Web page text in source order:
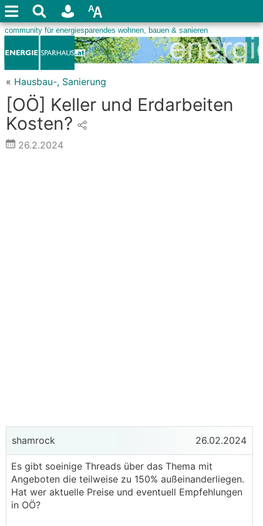
« Hausbau-, Sanierung
[OÖ] Keller und Erdarbeiten
Kosten?
26.2.2024
shamrock 26.02.2024
Es gibt soeinige Threads über das Thema mit
Angeboten die teilweise zu 150% außeinanderliegen.
Hat wer aktuelle Preise und eventuell Empfehlungen
in OÖ?